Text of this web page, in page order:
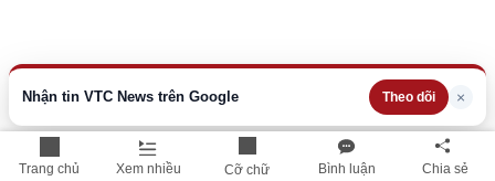
Trang chủ Xem nhiều Cỡ chữ Bình luận Chia sẻ
Nhận tin VTC News trên Google Theo dõi ×